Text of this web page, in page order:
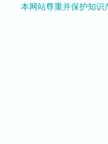
本网站尊重并保护知识